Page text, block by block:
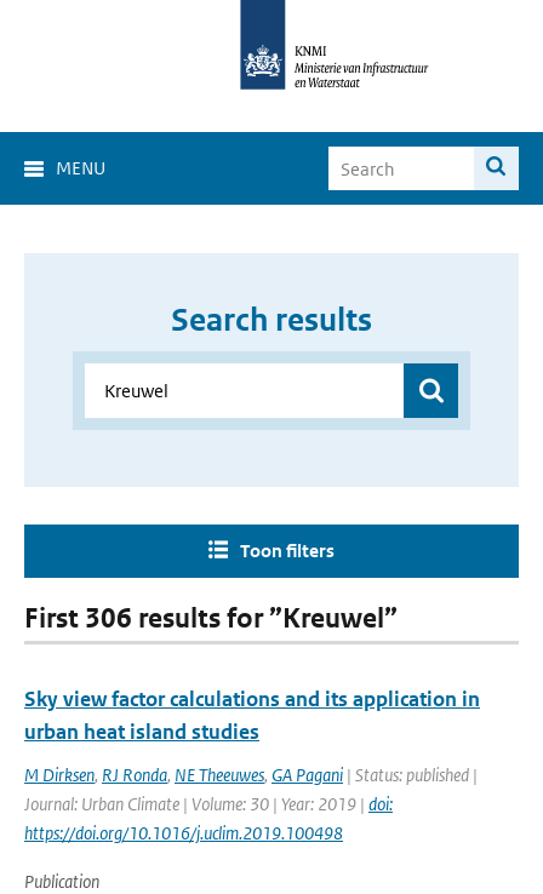
MENU
Search results
Toon filters
First 306 results for ”Kreuwel”
Sky view factor calculations and its application in
urban heat island studies
M Dirksen, RJ Ronda, NE Theeuwes, GA Pagani | Status: published |
Journal: Urban Climate | Volume: 30 | Year: 2019 | doi:
https://doi.org/10.1016/j.uclim.2019.100498
Publication